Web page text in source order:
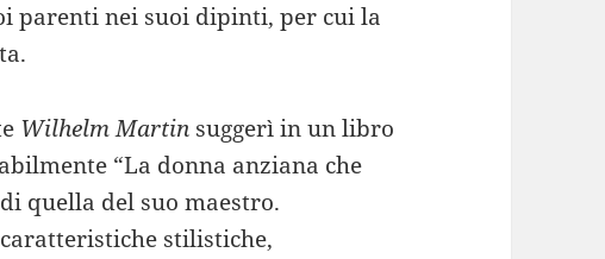
parenti nei suoi dipinti, per cui la
Wilhelm Martin suggerì in un libro
“La donna anziana che
quella del suo maestro.
stilistiche,